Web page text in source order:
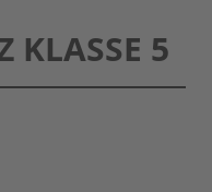
KLASSE 5